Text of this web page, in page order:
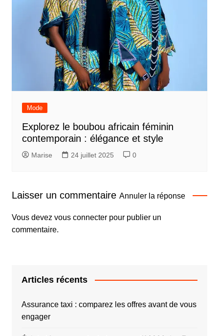
Mode
Explorez le boubou africain féminin
contemporain : élégance et style
Marise 24 juillet 2025 0
Laisser un commentaire Annuler la réponse
Vous devez vous connecterpour publier un
commentaire.
Articles récents
Assurance taxi : comparez les offres avant de vous
engager